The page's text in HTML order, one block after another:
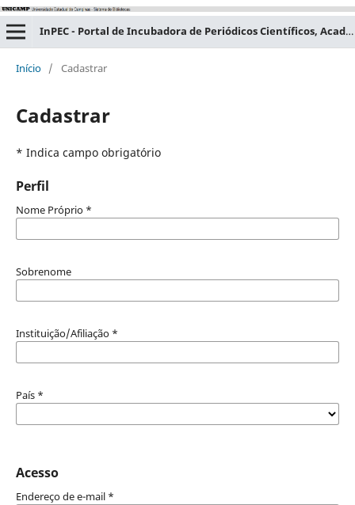
InPEC - Portal de Incubadora de Periódicos Científicos, Acadêmicos e Educacionais
Início / Cadastrar
Cadastrar
* Indica campo obrigatório
Perfil
Nome Próprio *
Sobrenome
Instituição/Afiliação *
País *
Acesso
Endereço de e-mail *